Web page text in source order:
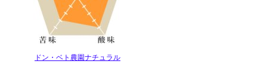
ドン・ベト農園ナチュラル